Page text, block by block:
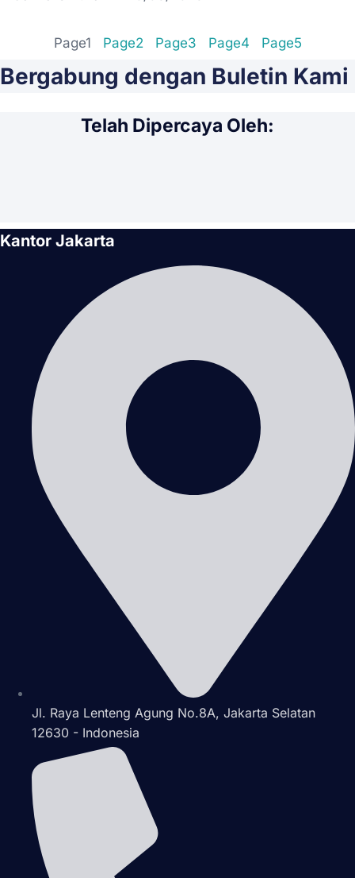
Page1 Page2 Page3 Page4 Page5
Bergabung dengan Buletin Kami
Telah Dipercaya Oleh:
Kantor Jakarta
Jl. Raya Lenteng Agung No.8A, Jakarta Selatan
12630 - Indonesia